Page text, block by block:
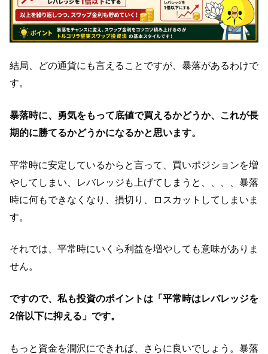
結局、どの通貨にも言えることですが、暴落があるわけで
す。
暴落時に、勇気をもって底値で買えるかどうか、これが長
期的に勝てるかどうかになるかと思います。
平常時に安定しているからと言って、買いポジションを増
やしてしまい、レバレッジも上げてしまうと、、、、暴落
時に何もできなくなり、損切り、ロスカットしてしまいま
す。
それでは、平常時にいくら利益を増やしても意味がありま
せん。
ですので、私も投資のポイントは「平常時はレバレッジを
2倍以下に抑える」です。
もっと資金を潤沢にできれば、さらに良いでしょう。暴落